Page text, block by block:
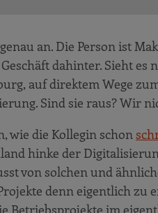
an. Die Person ist
dahinter. Sieht
auf direktem Wege
Sind sie raus? Wir
wie die Kollegin schon
hinke der
von solchen und
denn eigentlich zu
Betriebsprojekte im